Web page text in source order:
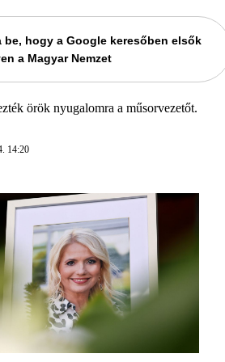
be, hogy a Google keresőben elsők
a Magyar Nemzet
örök nyugalomra a műsorvezetőt.
14:20